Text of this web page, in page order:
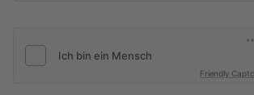
Friendly